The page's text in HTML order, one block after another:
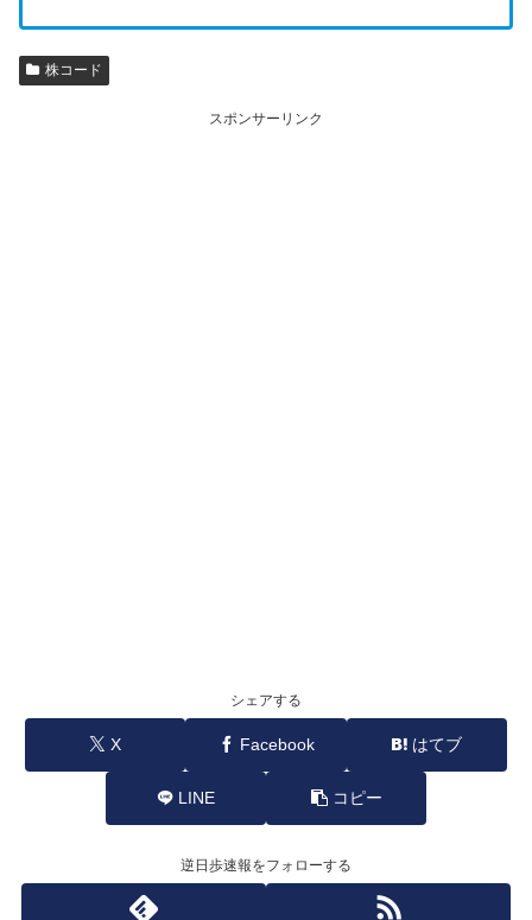
株コード
スポンサーリンク
シェアする
X Facebook はてブ
LINE コピー
逆日歩速報をフォローする